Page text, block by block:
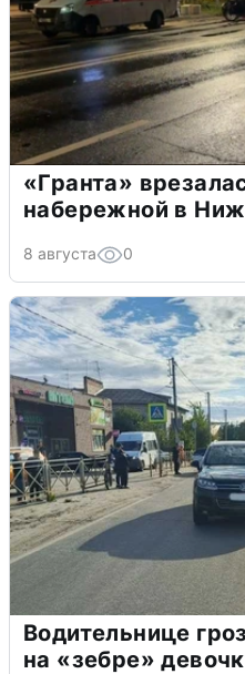
«Гранта»
набережной в
8 августа 0
Водительнице
на «зебре»